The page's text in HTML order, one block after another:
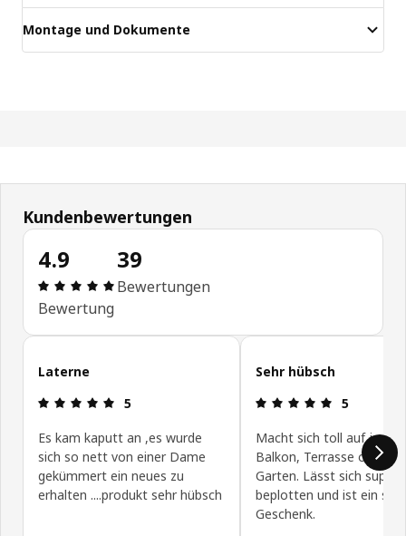
Montage und Dokumente
Kundenbewertungen
4.9
Bewertung: 4.9 von 5 Sterne Alle Bewertungen:
Bewertung
39
Bewertungen
Kundenbewertungen überspringen
Laterne
Bewertung: 5 von 5 Sterne
5
Es kam kaputt an ,es wurde
sich so nett von einer Dame
gekümmert ein neues zu
erhalten ....produkt sehr hübsch
Sehr hübsch
5
Macht sich toll auf jedem
Balkon, Terrasse oder im
Garten. Lässt sich super
beplotten und ist ein
Geschenk.